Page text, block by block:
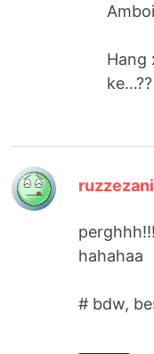
Hang
ke…??
hahahaa
# bdw,